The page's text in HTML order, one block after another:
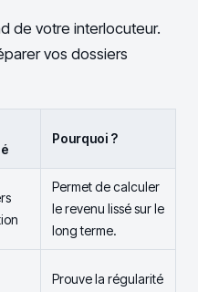
de votre interlocuteur.
vos dossiers
Pourquoi ?
Permet de calculer
le revenu lissé sur le
long terme.
Prouve la régularité